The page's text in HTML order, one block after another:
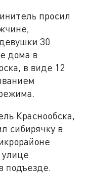
просил
30
дома в
в виде 12
Краснообска,
сибирячку в
подъезде.